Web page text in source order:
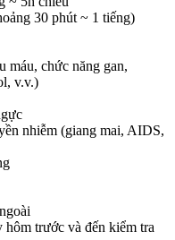
30 phút ~ 1 tiếng)
máu, chức năng gan,
v.v.)
nhiễm (giang mai, AIDS,
trước và đến kiểm tra